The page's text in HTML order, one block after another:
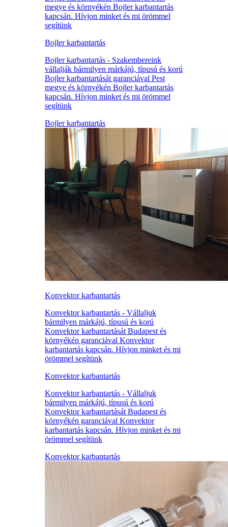
megye és környékén Bojler karbantartás
kapcsán. Hívjon minket és mi örömmel
segítünk
Bojler karbantartás
Bojler karbantartás - Szakembereink
vállalják bármilyen márkájú, típusú és korú
Bojler karbantartását garanciával Pest
megye és környékén Bojler karbantartás
kapcsán. Hívjon minket és mi örömmel
segítünk
Bojler karbantartás
Konvektor karbantartás
Konvektor karbantartás - Vállaljuk
bármilyen márkájú, típusú és korú
Konvektor karbantartását Budapest és
környékén garanciával Konvektor
karbantartás kapcsán. Hívjon minket és mi
örömmel segítünk
Konvektor karbantartás
Konvektor karbantartás - Vállaljuk
bármilyen márkájú, típusú és korú
Konvektor karbantartását Budapest és
környékén garanciával Konvektor
karbantartás kapcsán. Hívjon minket és mi
örömmel segítünk
Konvektor karbantartás